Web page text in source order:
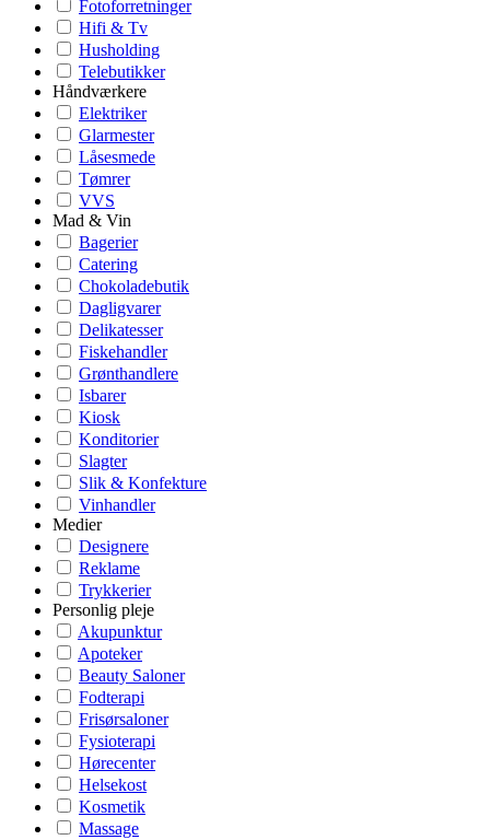
Fotoforretninger
Hifi & Tv
Husholding
Telebutikker
Håndværkere
Elektriker
Glarmester
Låsesmede
Tømrer
VVS
Mad & Vin
Bagerier
Catering
Chokoladebutik
Dagligvarer
Delikatesser
Fiskehandler
Grønthandlere
Isbarer
Kiosk
Konditorier
Slagter
Slik & Konfekture
Vinhandler
Medier
Designere
Reklame
Trykkerier
Personlig pleje
Akupunktur
Apoteker
Beauty Saloner
Fodterapi
Frisørsaloner
Fysioterapi
Hørecenter
Helsekost
Kosmetik
Massage